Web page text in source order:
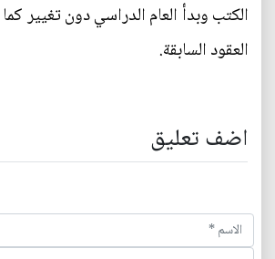
الكتب وبدأ العام الدراسي دون تغيير
العقود السابقة.
اضف تعليق